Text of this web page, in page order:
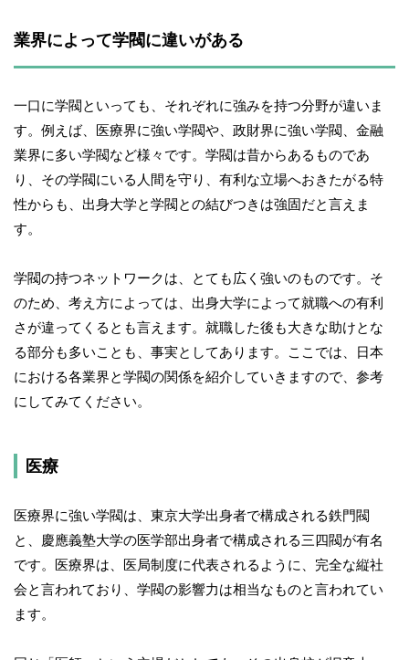
業界によって学閥に違いがある
一口に学閥といっても、それぞれに強みを持つ分野が違いま
す。例えば、医療界に強い学閥や、政財界に強い学閥、金融
業界に多い学閥など様々です。学閥は昔からあるものであ
り、その学閥にいる人間を守り、有利な立場へおきたがる特
性からも、出身大学と学閥との結びつきは強固だと言えま
す。
学閥の持つネットワークは、とても広く強いのものです。そ
のため、考え方によっては、出身大学によって就職への有利
さが違ってくるとも言えます。就職した後も大きな助けとな
る部分も多いことも、事実としてあります。ここでは、日本
における各業界と学閥の関係を紹介していきますので、参考
にしてみてください。
医療
医療界に強い学閥は、東京大学出身者で構成される鉄門閥
と、慶應義塾大学の医学部出身者で構成される三四閥が有名
です。医療界は、医局制度に代表されるように、完全な縦社
会と言われており、学閥の影響力は相当なものと言われてい
ます。